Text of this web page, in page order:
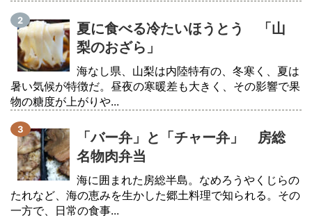
夏に食べる冷たいほうとう 「山
梨のおざら」
海なし県、山梨は内陸特有の、冬寒く、夏は
暑い気候が特徴だ。昼夜の寒暖差も大きく、その影響で果
物の糖度が上がりや...
「バー弁」と「チャー弁」 房総
名物肉弁当
海に囲まれた房総半島。なめろうやくじらの
たれなど、海の恵みを生かした郷土料理で知られる。その
一方で、日常の食事...